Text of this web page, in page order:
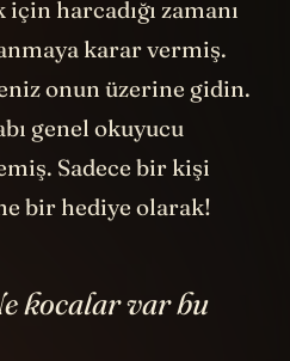
harcadığı zamanı
karar vermiş.
onun üzerine gidin.
genel okuyucu
Sadece bir kişi
bir hediye olarak!
kocalar var bu